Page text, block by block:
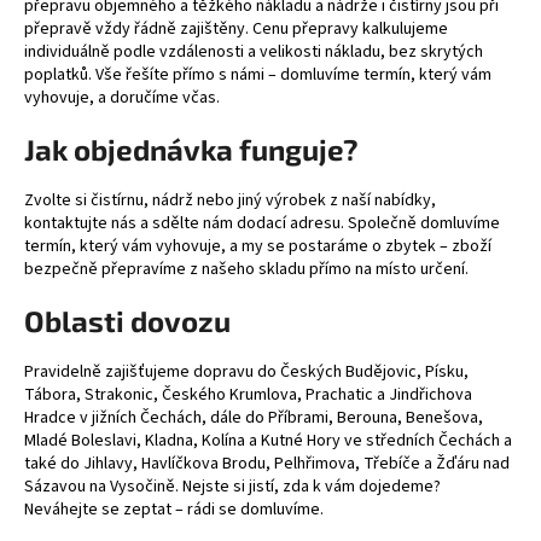
přepravu objemného a těžkého nákladu a nádrže i čistírny jsou při
přepravě vždy řádně zajištěny. Cenu přepravy kalkulujeme
individuálně podle vzdálenosti a velikosti nákladu, bez skrytých
poplatků. Vše řešíte přímo s námi – domluvíme termín, který vám
vyhovuje, a doručíme včas.
Jak objednávka funguje?
Zvolte si čistírnu, nádrž nebo jiný výrobek z naší nabídky,
kontaktujte nás a sdělte nám dodací adresu. Společně domluvíme
termín, který vám vyhovuje, a my se postaráme o zbytek – zboží
bezpečně přepravíme z našeho skladu přímo na místo určení.
Oblasti dovozu
Pravidelně zajišťujeme dopravu do Českých Budějovic, Písku,
Tábora, Strakonic, Českého Krumlova, Prachatic a Jindřichova
Hradce v jižních Čechách, dále do Příbrami, Berouna, Benešova,
Mladé Boleslavi, Kladna, Kolína a Kutné Hory ve středních Čechách a
také do Jihlavy, Havlíčkova Brodu, Pelhřimova, Třebíče a Žďáru nad
Sázavou na Vysočině. Nejste si jistí, zda k vám dojedeme?
Neváhejte se zeptat – rádi se domluvíme.
o
p
o
r
č
j
e
m